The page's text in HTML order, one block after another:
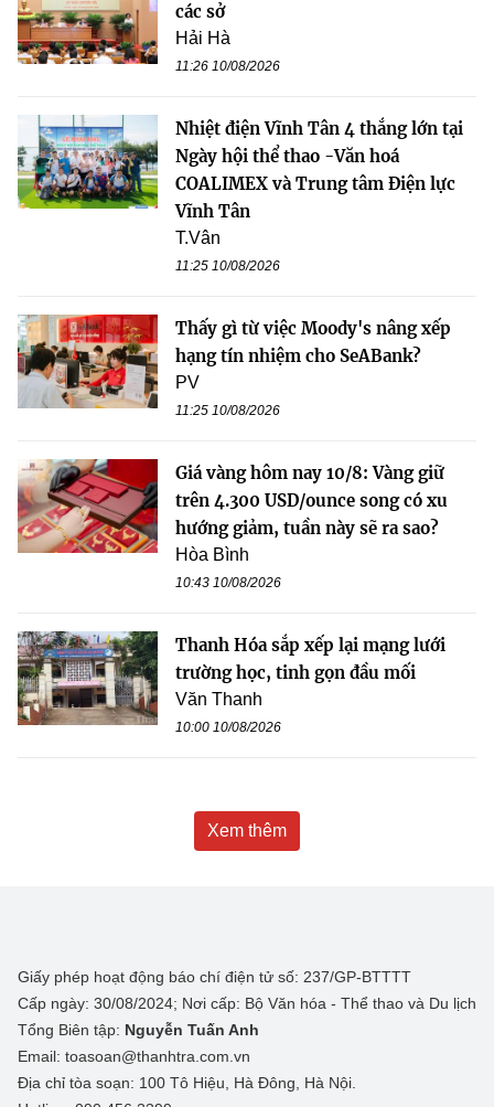
các sở
Hải Hà
11:26 10/08/2026
Nhiệt điện Vĩnh Tân 4 thắng lớn tại
Ngày hội thể thao -Văn hoá
COALIMEX và Trung tâm Điện lực
Vĩnh Tân
T.Vân
11:25 10/08/2026
Thấy gì từ việc Moody's nâng xếp
hạng tín nhiệm cho SeABank?
PV
11:25 10/08/2026
Giá vàng hôm nay 10/8: Vàng giữ
trên 4.300 USD/ounce song có xu
hướng giảm, tuần này sẽ ra sao?
Hòa Bình
10:43 10/08/2026
Thanh Hóa sắp xếp lại mạng lưới
trường học, tinh gọn đầu mối
Văn Thanh
10:00 10/08/2026
Xem thêm
Giấy phép hoạt động báo chí điện tử số: 237/GP-BTTTT
Cấp ngày: 30/08/2024; Nơi cấp: Bộ Văn hóa - Thể thao và Du lịch
Tổng Biên tập: Nguyễn Tuấn Anh
Email: toasoan@thanhtra.com.vn
Địa chỉ tòa soạn: 100 Tô Hiệu, Hà Đông, Hà Nội.